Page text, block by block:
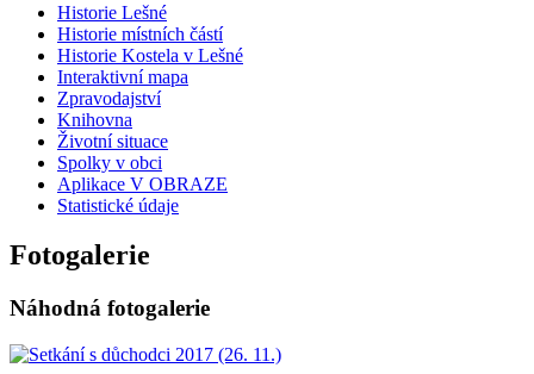
Historie Lešné
Historie místních částí
Historie Kostela v Lešné
Interaktivní mapa
Zpravodajství
Knihovna
Životní situace
Spolky v obci
Aplikace V OBRAZE
Statistické údaje
Fotogalerie
Náhodná fotogalerie